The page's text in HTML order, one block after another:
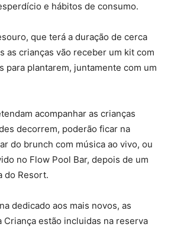
e hábitos de consumo.
que terá a duração de cerca
as crianças vão receber um kit com
para plantarem, juntamente com um
acompanhar as crianças
decorrem, poderão ficar na
do brunch com música ao vivo, ou
no Flow Pool Bar, depois de um
do Resort.
dedicado aos mais novos, as
Criança estão incluidas na reserva